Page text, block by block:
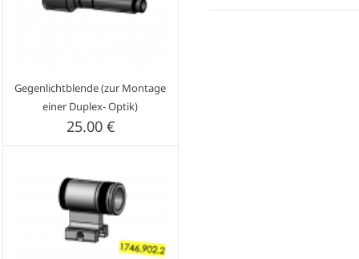
Gegenlichtblende (zur Montage
einer Duplex- Optik)
25.00 €